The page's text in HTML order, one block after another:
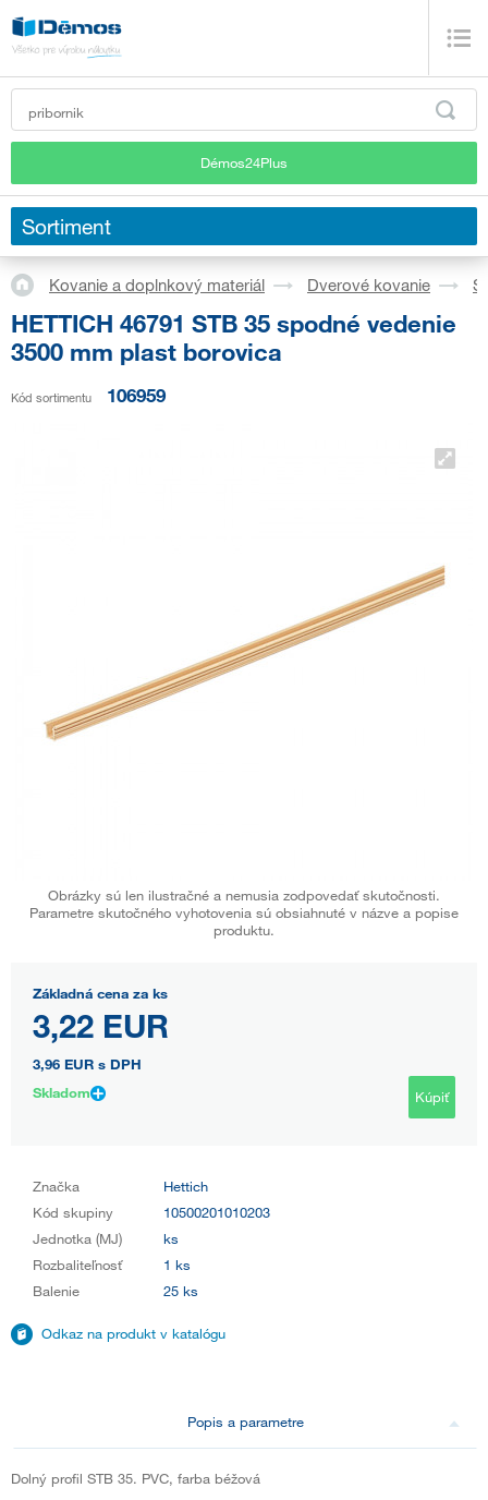
Démos24Plus
Sortiment
Kovanie a doplnkový materiál Dverové kovanie
HETTICH 46791 STB 35 spodné vedenie
3500 mm plast borovica
Kód sortimentu 106959
Obrázky sú len ilustračné a nemusia zodpovedať skutočnosti.
Parametre skutočného vyhotovenia sú obsiahnuté v názve a popise
produktu.
Základná cena za ks
3,22 EUR
3,96 EUR s DPH
Skladom
Kúpiť
Značka
Hettich
Kód skupiny
10500201010203
Jednotka (MJ)
ks
Rozbaliteľnosť
1 ks
Balenie
25 ks
Odkaz na produkt v katalógu
Popis a parametre
Dolný profil STB 35. PVC, farba béžová